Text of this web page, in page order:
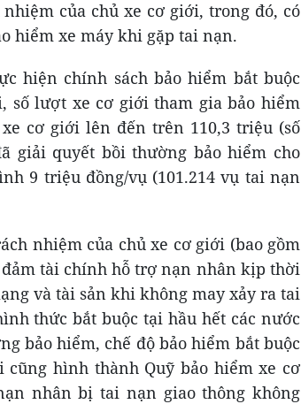
của chủ xe cơ giới, trong đó, có
hiểm xe máy khi gặp tai nạn.
hiện chính sách bảo hiểm bắt buộc
số lượt xe cơ giới tham gia bảo hiểm
cơ giới lên đến trên 110,3 triệu (số
giải quyết bồi thường bảo hiểm cho
9 triệu đồng/vụ (101.214 vụ tai nạn
nhiệm của chủ xe cơ giới (bao gồm
tài chính hỗ trợ nạn nhân kịp thời
và tài sản khi không may xảy ra tai
thức bắt buộc tại hầu hết các nước
bảo hiểm, chế độ bảo hiểm bắt buộc
hình thành Quỹ bảo hiểm xe cơ
nhân bị tai nạn giao thông không